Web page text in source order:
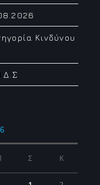
Κινδύνου
Δ.Σ
Σ Κ